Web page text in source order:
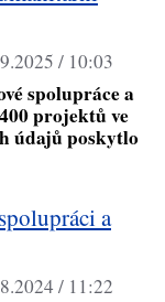
/ 10:03
spolupráce a
projektů ve
údajů poskytlo
a
/ 11:22